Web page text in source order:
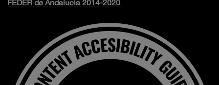
FEDER de Andalucía 2014-2020